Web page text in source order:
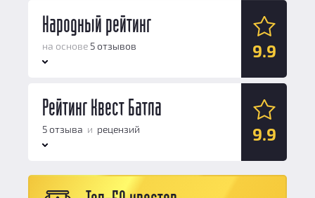
Народный рейтинг
на основе 5 отзывов 9.9
Антураж: 10
Логические задачи:
Сюжет:
Персонал и безопасность:
Рейтинг Квест Батла
5 отзыва и рецензий 9.9